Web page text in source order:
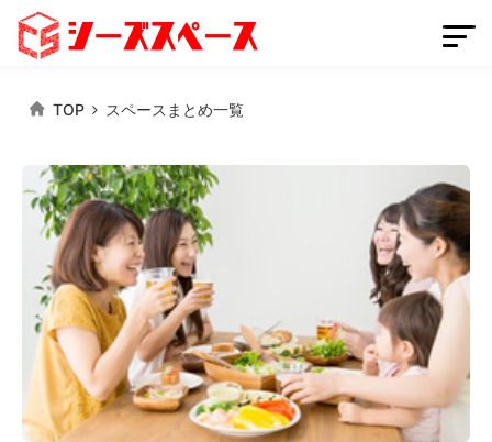
会員登録 スペースを掲載する
ログイン
スペースをさがす
条件から探す
都道府県から探す
TOP スペースまとめ一覧